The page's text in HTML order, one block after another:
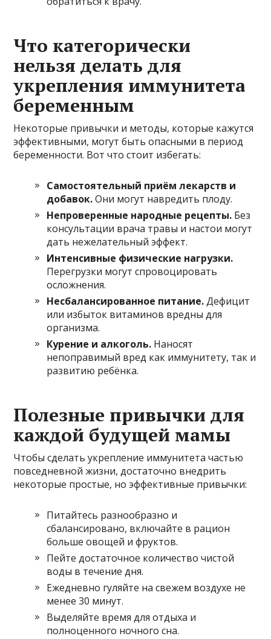
Что категорически
нельзя делать для
укрепления иммунитета
беременным
Некоторые привычки и методы, которые кажутся
эффективными, могут быть опасными в период
беременности. Вот что стоит избегать:
Самостоятельный приём лекарств и
добавок.Они могут навредить плоду.
Непроверенные народные рецепты. Без
консультации врача травы и настои могут
дать нежелательный эффект.
Интенсивные физические нагрузки.
Перегрузки могут спровоцировать
осложнения.
Несбалансированное питание.Дефицит
или избыток витаминов вредны для
организма.
Курение и алкоголь. Наносят
непоправимый вред как иммунитету, так и
развитию ребёнка.
Полезные привычки для
каждой будущей мамы
Чтобы сделать укрепление иммунитета частью
повседневной жизни, достаточно внедрить
некоторые простые, но эффективные привычки:
Питайтесь разнообразно и
сбалансировано, включайте в рацион
больше овощей и фруктов.
Пейте достаточное количество чистой
воды в течение дня.
Ежедневно гуляйте на свежем воздухе не
менее 30 минут.
Выделяйте время для отдыха и
полноценного ночного сна.